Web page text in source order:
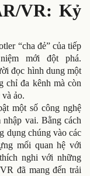
VR: Kỷ
“cha đẻ” của tiếp
mới đột phá.
đọc hình dung một
chỉ đa kênh mà còn
ảo.
một số công nghệ
vai. Bằng cách
dụng chúng vào các
mối quan hệ với
nghi với những
đã mang đến trải